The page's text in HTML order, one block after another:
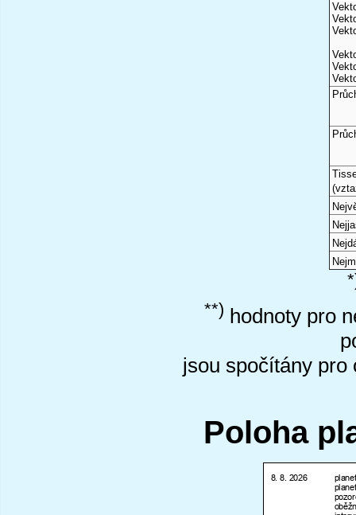
**) hodnoty pro
jsou spočítány pro
Poloha